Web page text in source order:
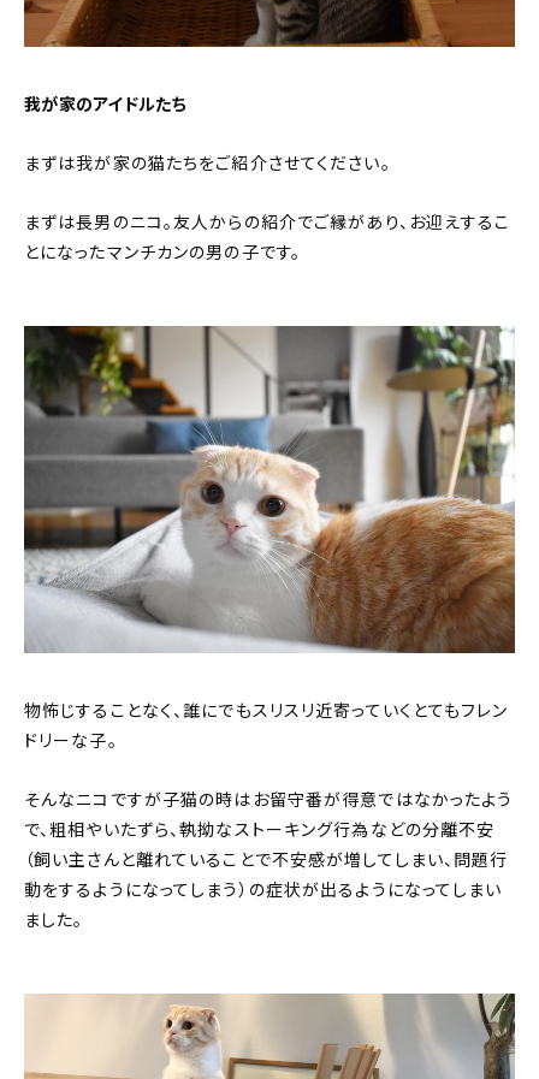
我が家のアイドルたち
まずは我が家の猫たちをご紹介させてください。
まずは長男のニコ。友人からの紹介でご縁があり、お迎えするこ
とになったマンチカンの男の子です。
物怖じすることなく、誰にでもスリスリ近寄っていくとてもフレン
ドリーな子。
そんなニコですが子猫の時はお留守番が得意ではなかったよう
で、粗相やいたずら、執拗なストーキング行為などの分離不安
（飼い主さんと離れていることで不安感が増してしまい、問題行
動をするようになってしまう）の症状が出るようになってしまい
ました。